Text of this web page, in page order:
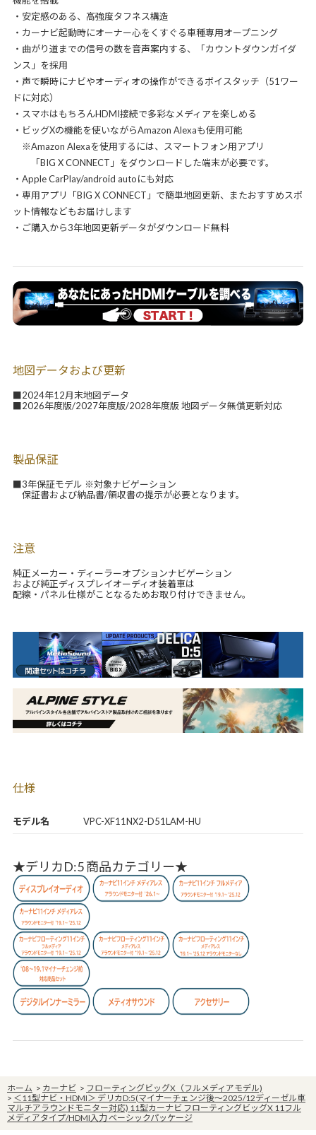
モデル名 VPC-XF11NX2-D51LAM-HU
・安定感のある、高強度タフネス構造
・カーナビ起動時にオーナー心をくすぐる車種専用オープニング
・曲がり道までの信号の数を音声案内する、「カウントダウンガイダ
ンス」を採用
・声で瞬時にナビやオーディオの操作ができるボイスタッチ（51ワー
ドに対応）
・スマホはもちろんHDMI接続で多彩なメディアを楽しめる
・ビッグXの機能を使いながらAmazon Alexaも使用可能
※Amazon Alexaを使用するには、スマートフォン用アプリ
「BIG X CONNECT」をダウンロードした端末が必要です。
・Apple CarPlay/android autoにも対応
・専用アプリ「BIG X CONNECT」で簡単地図更新、またおすすめスポ
ット情報などもお届けします
・ご購入から3年地図更新データがダウンロード無料
地図データおよび更新
■2024年12月末地図データ
■2026年度版/2027年度版/2028年度版 地図データ無償更新対応
製品保証
■3年保証モデル ※対象ナビゲーション
保証書および納品書/領収書の提示が必要となります。
注意
純正メーカー・ディーラーオプションナビゲーション
および純正ディスプレイオーディオ装着車は
配線・パネル仕様がことなるためお取り付けできません。
仕様
★デリカD:5 商品カテゴリー★
ホーム > カーナビ > フローティングビッグX（フルメディアモデル)
> ＜11型ナビ・HDMI＞ デリカD:5(マイナーチェンジ後～2025/12ディーゼル車
マルチアラウンドモニター対応) 11型カーナビ フローティングビッグX 11フル
メディアタイプ/HDMI入力 ベーシックパッケージ